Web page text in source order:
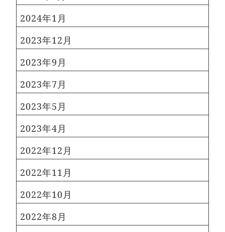
2024年1月
2023年12月
2023年9月
2023年7月
2023年5月
2023年4月
2022年12月
2022年11月
2022年10月
2022年8月